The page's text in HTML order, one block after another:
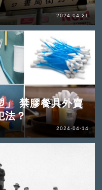
2024-04-21
」 禁膠餐具外賣
法？
2024-04-14